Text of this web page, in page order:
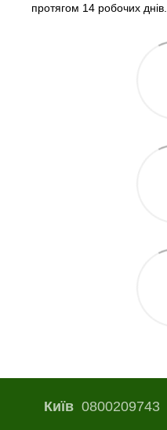
протягом 14 робочих днів.
Київ0800209743